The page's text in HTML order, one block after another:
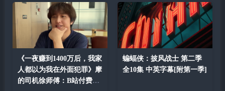
《一夜赚到1400万后，我家
人都以为我在外面犯罪》摩
的司机徐师傅：B站付费充
蝙蝠侠：披风战士 第二季
全10集 中英字幕[附第一季]